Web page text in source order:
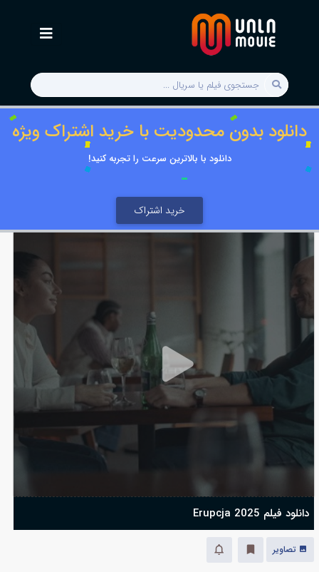
دانلود بدون محدودیت با خرید اشتراک ویژه
دانلود با بالاترین سرعت را تجربه کنید!
خرید اشتراک
دانلود فیلم Erupcja 2025
تصاویر